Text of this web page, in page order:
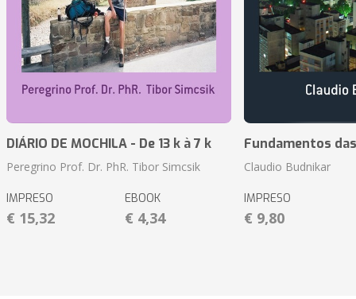
DIÁRIO DE MOCHILA - De 13 k à 7 k
Peregrino Prof. Dr. PhR. Tibor Simcsik
IMPRESO
€ 15,32
EBOOK
€ 4,34
Fundamentos
Claudio Budnikar
IMPRESO
€ 9,80